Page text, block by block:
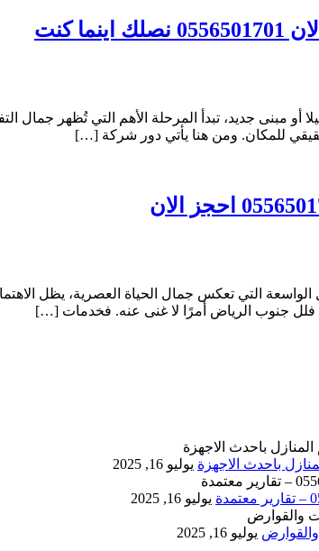
مبنى جديد، تبدأ المرحلة الأهم التي تُظهر جمال
للمكان. ومن هنا يأتي دور شركة […]
التي تعكس جمال الحياة العصرية، يظل
فلل جنوب الرياض أمرًا لا غنى عنه. فخدمات […]
يوليو 16, 2025
يوليو 16, 2025
يوليو 16, 2025